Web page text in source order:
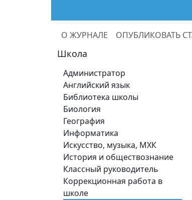
О ЖУРНАЛЕ ОПУБЛИКОВАТЬ
Школа
Администратор
Английский язык
Библиотека школы
Биология
География
Информатика
Искусство, музыка, МХК
История и обществознание
Классный руководитель
Коррекционная работа в
школе